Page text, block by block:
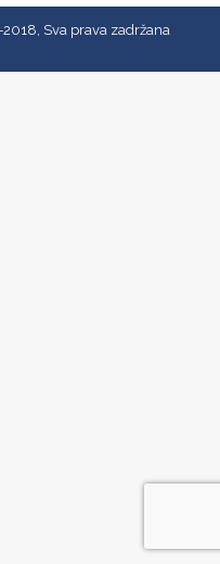
Sva prava zadržana